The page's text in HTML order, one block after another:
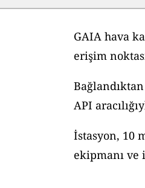
GAIA hava
erişim
API
İstasyon, 10
ekipmanı